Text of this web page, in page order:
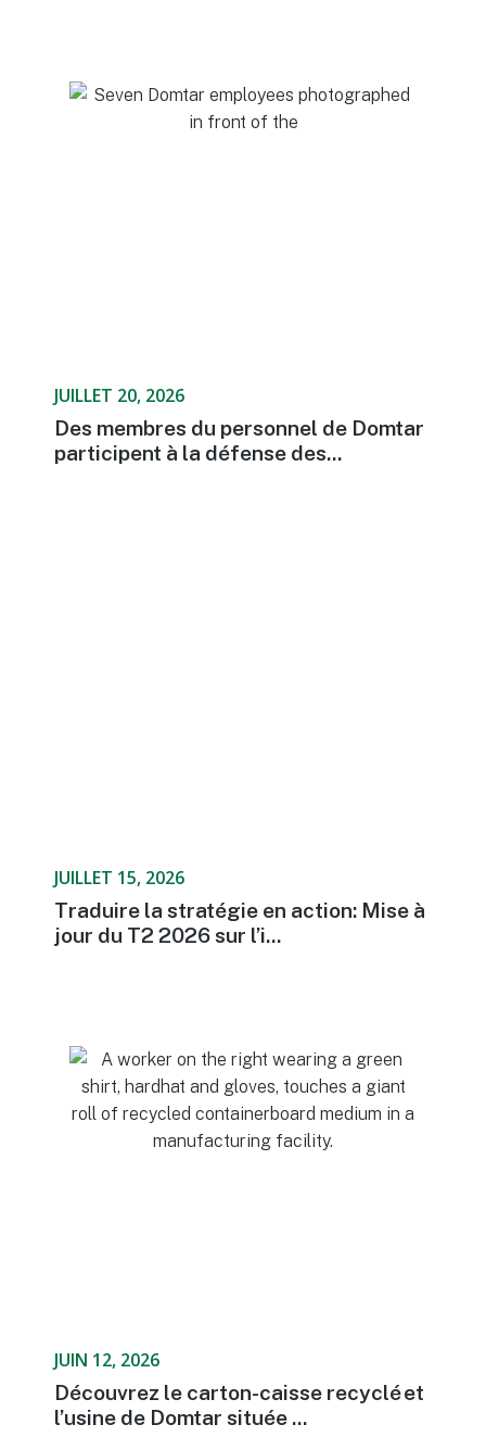
JUILLET 20, 2026
Des membres du personnel de Domtar
participent à la défense des...
JUILLET 15, 2026
Traduire la stratégie en action: Mise à
jour du T2 2026 sur l’i...
JUIN 12, 2026
Découvrez le carton-caisse recyclé et
l’usine de Domtar située ...